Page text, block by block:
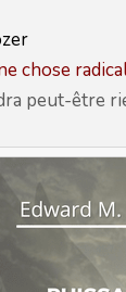
chose
peut-être